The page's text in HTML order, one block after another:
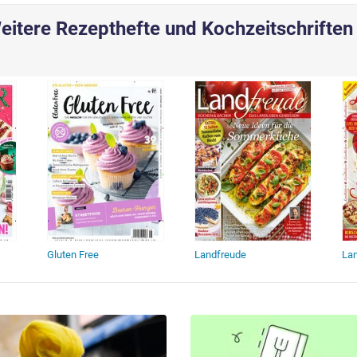
Rezepthefte und Kochzeitschriften
Gluten Free Landfreude